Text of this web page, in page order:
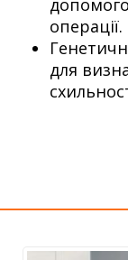
операції.
для